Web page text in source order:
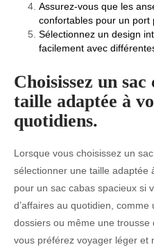
Assurez-vous que les
confortables pour un port
Sélectionnez un design
facilement avec
Choisissez un
taille adaptée à
quotidiens.
Lorsque vous choisissez un
sélectionner une taille adaptée
pour un sac cabas spacieux si
d’affaires au quotidien,
dossiers ou même une
vous préférez voyager léger et